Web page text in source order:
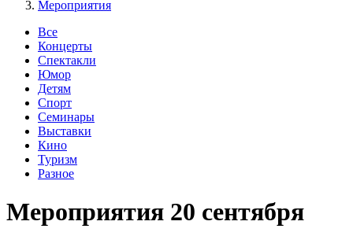
Мероприятия
Все
Концерты
Спектакли
Юмор
Детям
Спорт
Семинары
Выставки
Кино
Туризм
Разное
Мероприятия 20 сентября